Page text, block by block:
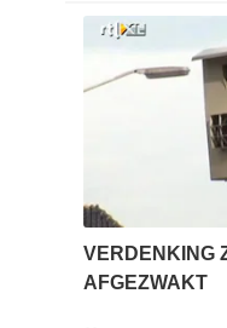
VERDENKING
AFGEZWAKT